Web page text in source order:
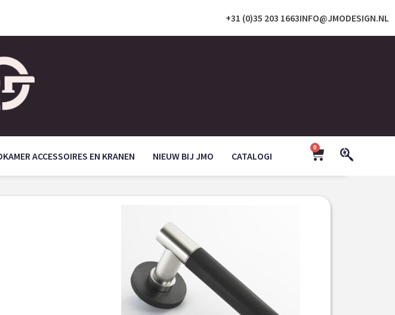
INFO@JMODESIGN.NL
+31 (0)35 203 1663
ACCESSOIRES EN KRANEN NIEUW BIJ JMO CATALOGI
0